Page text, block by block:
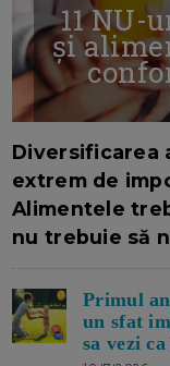
11
și
Diversificarea
extrem de
Alimentele
nu trebuie să
Primul
un sfat
sa vezi